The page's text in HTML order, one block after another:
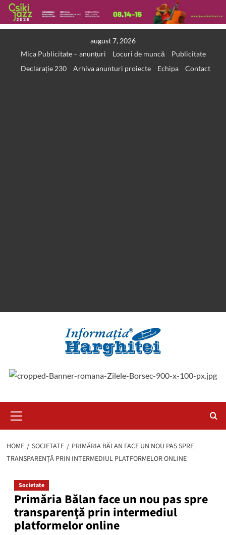
august 7, 2026
Mica Publicitate – anunțuri
Locuri de muncă
Publicitate
Declarație 230
Arhiva anunturi proiecte Echipa Contact
Menu
HOME SOCIETATE
PRIMĂRIA BĂLAN FACE UN NOU PAS SPRE
TRANSPARENŢĂ PRIN INTERMEDIUL PLATFORMELOR ONLINE
Societate
Primăria Bălan face un nou pas spre
transparenţă prin intermediul
platformelor online